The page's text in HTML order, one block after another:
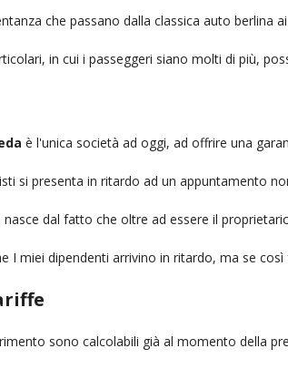
che passano dalla classica auto berlina
in cui i passeggeri siano molti di più,
è l'unica società ad oggi, ad offrire una
si presenta in ritardo ad un appuntamento
nasce dal fatto che oltre ad essere il
I miei dipendenti arrivino in ritardo, ma se
sono calcolabili già al momento della